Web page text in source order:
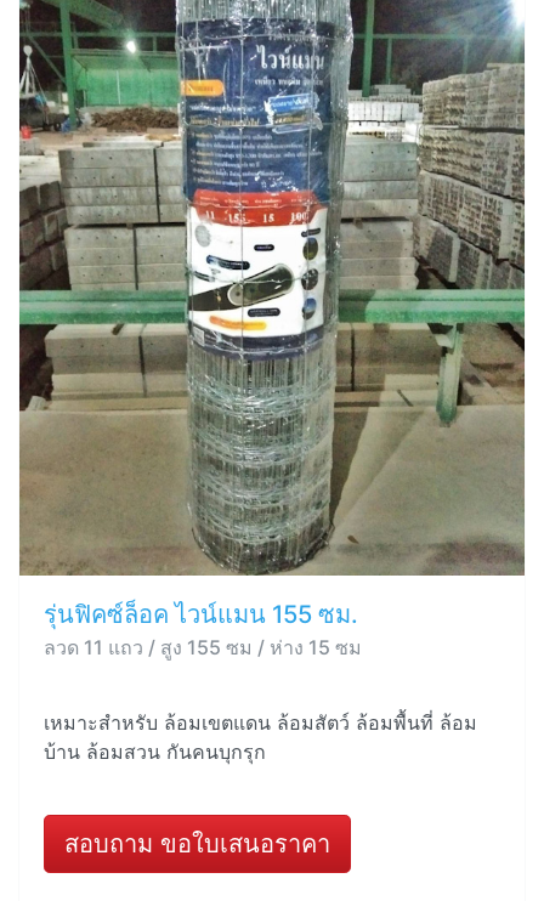
รุ่นฟิคซ์ล็อค ไวน์แมน 155 ซม.
ลวด 11 แถว / สูง 155 ซม / ห่าง 15 ซม
เหมาะสำหรับ ล้อมเขตแดน ล้อมสัตว์ ล้อมพื้นที่ ล้อม
บ้าน ล้อมสวน กันคนบุกรุก
สอบถาม ขอใบเสนอราคา